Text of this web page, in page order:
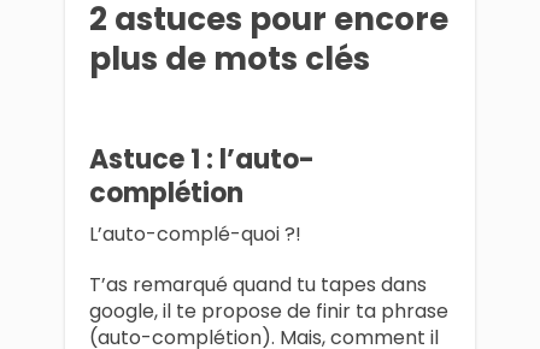
2 astuces pour encore
plus de mots clés
Astuce 1 : l’auto-
complétion
L’auto-complé-quoi ?!
T’as remarqué quand tu tapes dans
google, il te propose de finir ta phrase
(auto-complétion). Mais, comment il